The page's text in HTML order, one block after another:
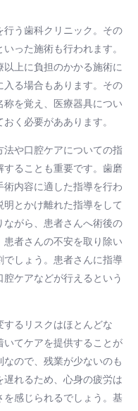
う歯科クリニック。その
った施術も行われます。
上に負担のかかる施術に
る場合もあります。その
を覚え、医療器具につい
く必要がああります。
や口腔ケアについての指
ることも重要です。歯磨
内容に適した指導を行わ
とかけ離れた指導をして
ながら、患者さんへ術後の
者さんの不安を取り除い
しょう。患者さんに指導
ケアなどが行えるという
るリスクはほとんどな
いてケアを提供することが
ので、残業が少ないのも
れるため、心身の疲労は
感じられるでしょう。基